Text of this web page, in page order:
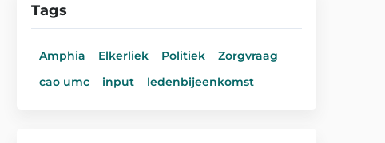
Tags
Amphia Elkerliek Politiek
Zorgvraag
cao umc
input ledenbijeenkomst